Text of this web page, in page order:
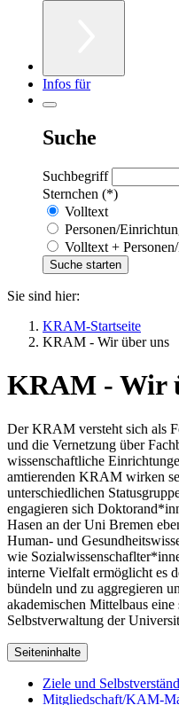
Infos für
Suche
Suchbegriff
Sternchen (*)
Volltext
Personen/
Volltext +
Sie sind hier:
KRAM-Startseite
KRAM - Wir über uns
KRAM - Wir
Der KRAM versteht sich als
und die Vernetzung über
wissenschaftliche
amtierenden KRAM wirken
unterschiedlichen
engagieren sich
Hasen an der Uni Bremen
Human- und
wie
interne Vielfalt ermöglicht es
bündeln und zu aggregieren
akademischen Mittelbaus
Selbstverwaltung der
Seiteninhalte
Ziele und
Mitgliedschaft/KAM-